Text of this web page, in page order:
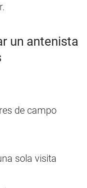
un antenista
de campo
sola visita